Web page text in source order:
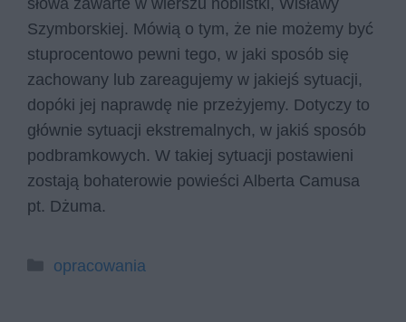
słowa zawarte w wierszu noblistki, Wisławy
Szymborskiej. Mówią o tym, że nie możemy być
stuprocentowo pewni tego, w jaki sposób się
zachowany lub zareagujemy w jakiejś sytuacji,
dopóki jej naprawdę nie przeżyjemy. Dotyczy to
głównie sytuacji ekstremalnych, w jakiś sposób
podbramkowych. W takiej sytuacji postawieni
zostają bohaterowie powieści Alberta Camusa
pt. Dżuma.
Kategorie
opracowania